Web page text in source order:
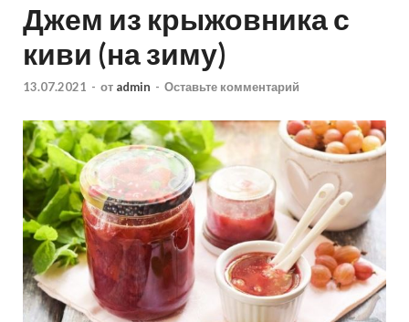
Джем из крыжовника с
киви (на зиму)
13.07.2021 - от admin - Оставьте комментарий